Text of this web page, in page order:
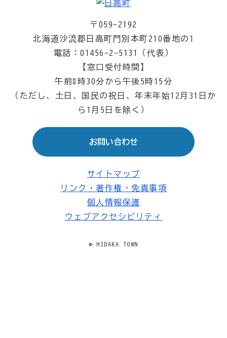
〒059-2192
北海道沙流郡日高町門別本町210番地の1
電話：01456-2-5131（代表）
【窓口受付時間】
午前8時30分から午後5時15分
（ただし、土日、国民の祝日、年末年始12月31日か
ら1月5日を除く）
お問い合わせ
サイトマップ
リンク・著作権・免責事項
個人情報保護
ウェブアクセシビリティ
© HIDAKA TOWN